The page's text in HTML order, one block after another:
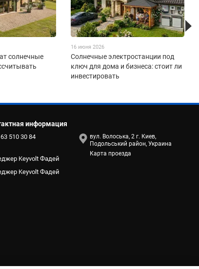
солнечные
16 июня 2026
Солнечные электростанции под
ключ для дома и бизнеса: стоит ли
инвестировать
информация
510 30 84
Keyvolt Фадей
Keyvolt Фадей
вул. Волоська, 2 г. Киев,
Подольський район, Украина
Карта проезда